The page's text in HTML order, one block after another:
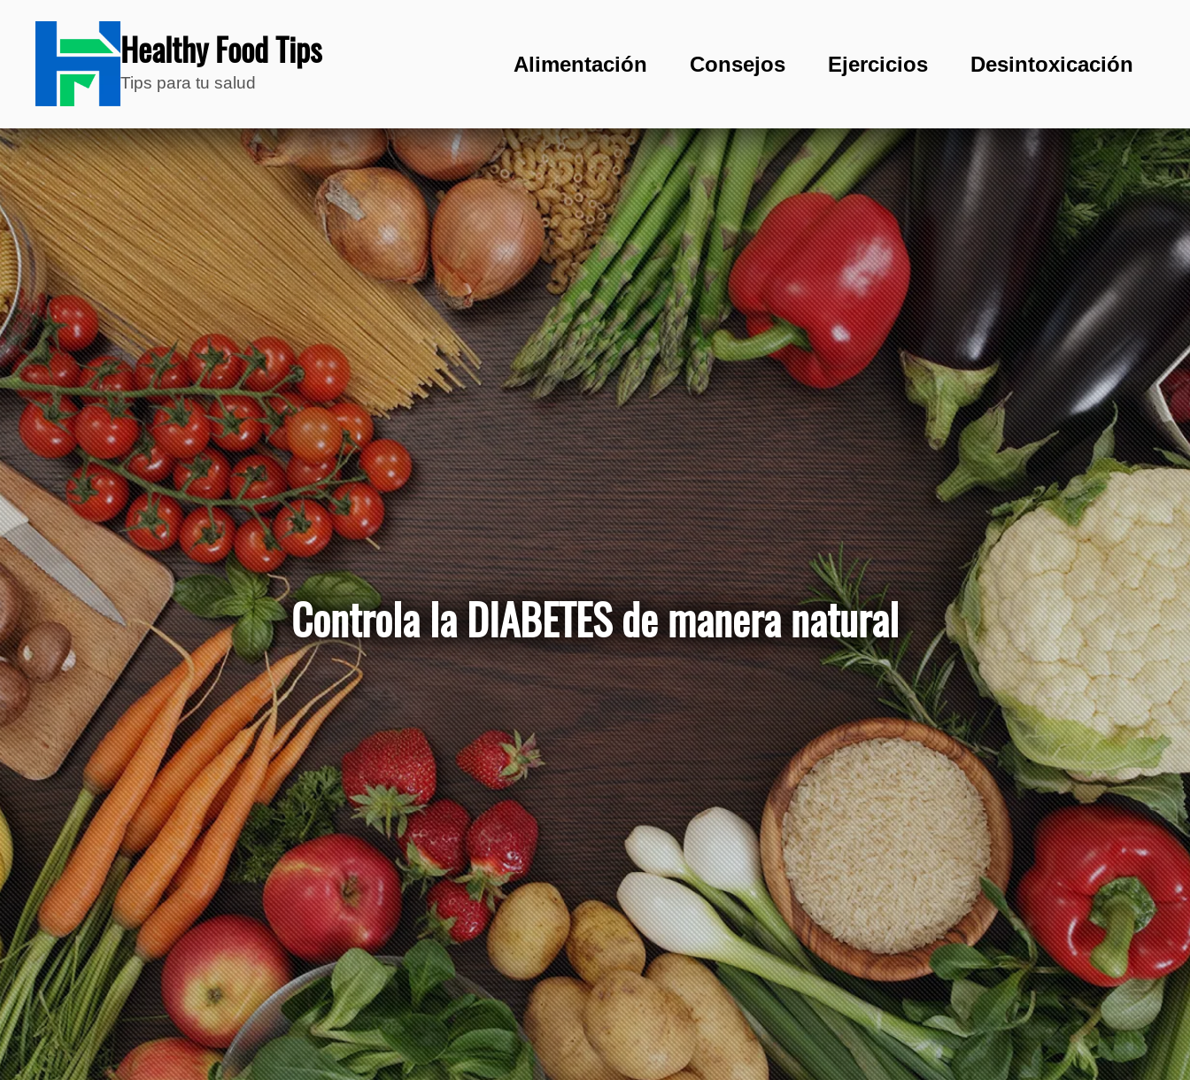
Healthy Food Tips
Tips para tu salud
Alimentación Consejos Ejercicios Desintoxicación
Controla la DIABETES de manera
natural